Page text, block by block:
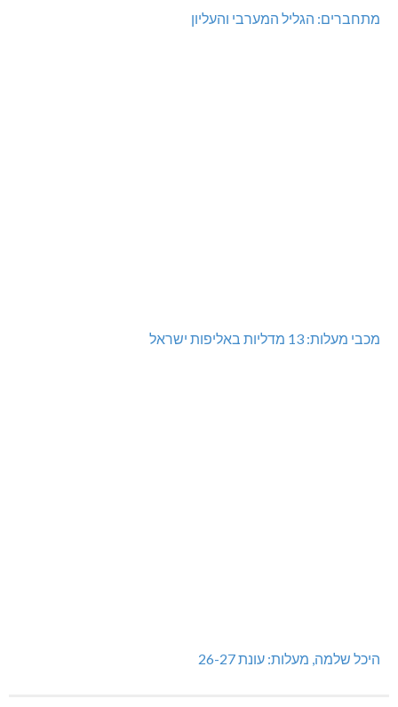
מתחברים: הגליל המערבי והעליון
מכבי מעלות: 13 מדליות באליפות ישראל
היכל שלמה, מעלות: עונת 26-27